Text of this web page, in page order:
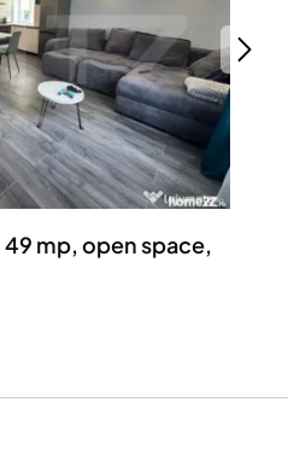
profesionale
mp, open space,